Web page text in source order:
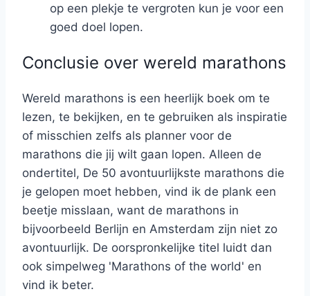
op een plekje te vergroten kun je voor een
goed doel lopen.
Conclusie over wereld marathons
Wereld marathons is een heerlijk boek om te
lezen, te bekijken, en te gebruiken als inspiratie
of misschien zelfs als planner voor de
marathons die jij wilt gaan lopen. Alleen de
ondertitel, De 50 avontuurlijkste marathons die
je gelopen moet hebben, vind ik de plank een
beetje misslaan, want de marathons in
bijvoorbeeld Berlijn en Amsterdam zijn niet zo
avontuurlijk. De oorspronkelijke titel luidt dan
ook simpelweg 'Marathons of the world' en
vind ik beter.